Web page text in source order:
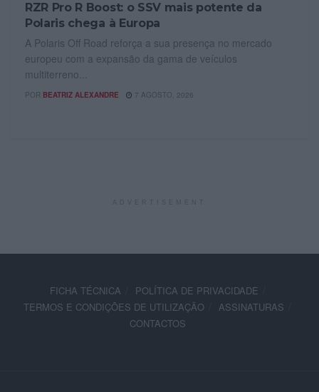
RZR Pro R Boost: o SSV mais potente da
Polaris chega à Europa
A Polaris Off Road reforça a sua presença no mercado
europeu com a expansão da gama de veículos
multiterreno...
POR BEATRIZ ALEXANDRE 7 AGOSTO, 2026
FICHA TÉCNICA
POLÍTICA DE PRIVACIDADE
TERMOS E CONDIÇÕES DE UTILIZAÇÃO
ASSINATURAS
CONTACTOS